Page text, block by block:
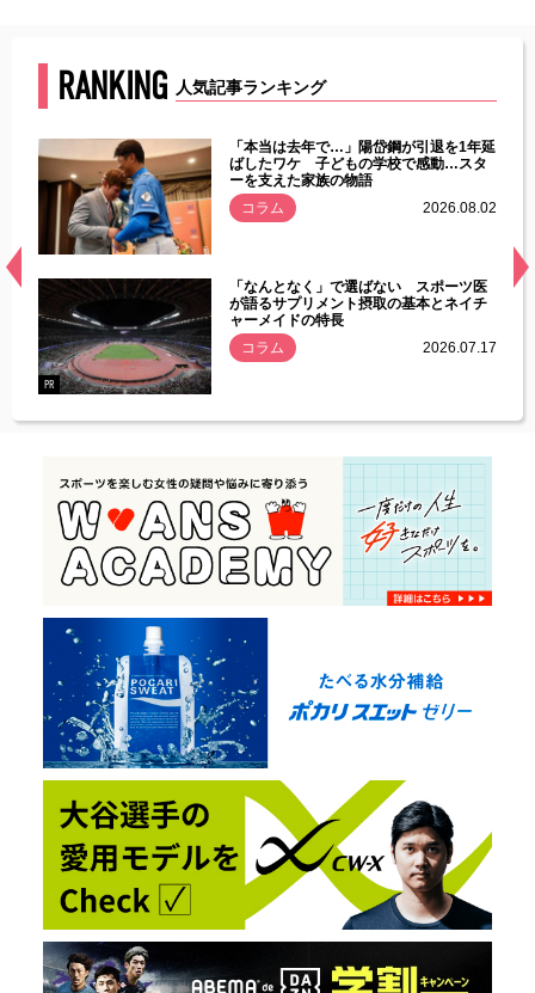
RANKING 人気記事ランキング
常
「本当は去年で…」陽岱鋼が引退を1年延
ばしたワケ 子どもの学校で感動…スタ
ーを支えた家族の物語
コラム
2026.08.02
PR
「なんとなく」で選ばない スポーツ医
が語るサプリメント摂取の基本とネイチ
ャーメイドの特長
コラム
2026.07.17